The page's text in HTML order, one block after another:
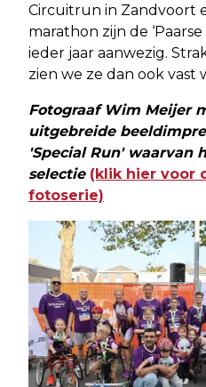
Circuitrun in Zandvoort
marathon zijn de
ieder jaar aanwezig.
zien we ze dan ook vast
Fotograaf Wim Meijer
uitgebreide
'Special Run' waarvan
selectie (klik hier voor
fotoserie)